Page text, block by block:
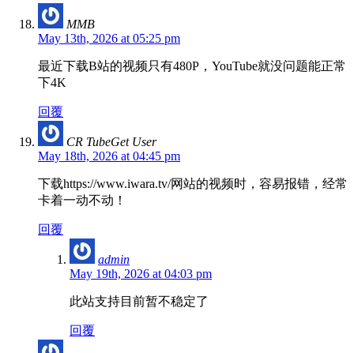
MMB
May 13th, 2026 at 05:25 pm
最近下载B站的视频只有480P，YouTube就没问题能正常
下4K
回覆
CR TubeGet User
May 18th, 2026 at 04:45 pm
下载https://www.iwara.tv/网站的视频时，容易报错，经常
卡着一动不动！
回覆
admin
May 19th, 2026 at 04:03 pm
此站支持目前暂不稳定了
回覆